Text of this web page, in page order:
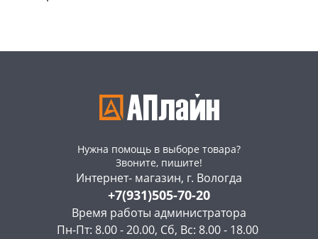
Нужна помощь в выборе товара?
Звоните, пишите!
Интернет- магазин, г. Вологда
+7(931)505-70-20
Время работы администратора
Пн-Пт: 8.00 - 20.00, Сб, Вс: 8.00 - 18.00